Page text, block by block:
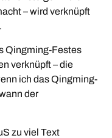
– wird verknüpft
Qingming-Festes
verknüpft – die
ich das Qingming-
der
zu viel Text